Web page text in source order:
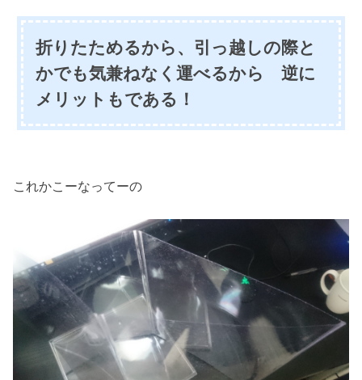
折りたためるから、引っ越しの際と
かでも気兼ねなく運べるから 逆に
メリットもである！
これかこーなってーの